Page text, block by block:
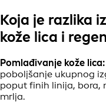
Koja je razlika
kože lica i
Pomlađivanje kože lica:
poboljšanje ukupnog
poput finih linija, bora,
mrlja.